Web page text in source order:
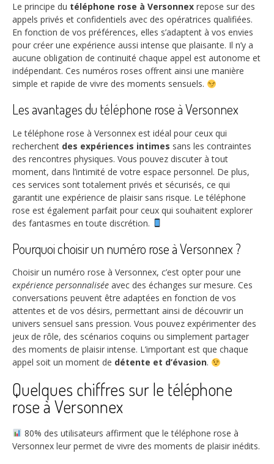
Le principe du téléphone rose à Versonnex repose sur des
appels privés et confidentiels avec des opératrices qualifiées.
En fonction de vos préférences, elles s’adaptent à vos envies
pour créer une expérience aussi intense que plaisante. Il n’y a
aucune obligation de continuité chaque appel est autonome et
indépendant. Ces numéros roses offrent ainsi une manière
simple et rapide de vivre des moments sensuels.
Les avantages du téléphone rose à Versonnex
Le téléphone rose à Versonnex est idéal pour ceux qui
recherchent des expériences intimes sans les contraintes
des rencontres physiques. Vous pouvez discuter à tout
moment, dans l’intimité de votre espace personnel. De plus,
ces services sont totalement privés et sécurisés, ce qui
garantit une expérience de plaisir sans risque. Le téléphone
rose est également parfait pour ceux qui souhaitent explorer
des fantasmes en toute discrétion.
Pourquoi choisir un numéro rose à Versonnex ?
Choisir un numéro rose à Versonnex, c’est opter pour une
expérience personnalisée avec des échanges sur mesure. Ces
conversations peuvent être adaptées en fonction de vos
attentes et de vos désirs, permettant ainsi de découvrir un
univers sensuel sans pression. Vous pouvez expérimenter des
jeux de rôle, des scénarios coquins ou simplement partager
des moments de plaisir intense. L’important est que chaque
appel soit un moment de détente et d’évasion.
Quelques chiffres sur le téléphone
rose à Versonnex
80% des utilisateurs affirment que le téléphone rose à
Versonnex leur permet de vivre des moments de plaisir inédits.